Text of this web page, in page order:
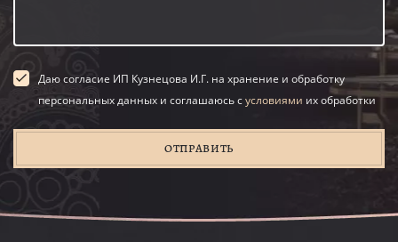
Даю согласие ИП Кузнецова И.Г. на хранение и обработку
персональных данных и соглашаюсь сусловиями их обработки
ОТПРАВИТЬ